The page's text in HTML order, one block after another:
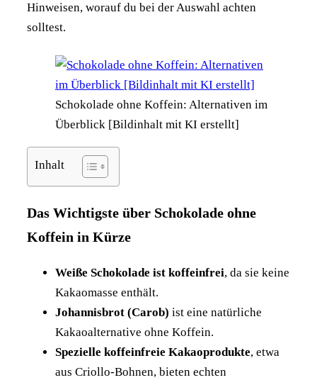
Hinweisen, worauf du bei der Auswahl achten
solltest.
Schokolade ohne Koffein: Alternativen im
Überblick [Bildinhalt mit KI erstellt]
Inhalt
Das Wichtigste über Schokolade ohne
Koffein in Kürze
Weiße Schokolade ist koffeinfrei, da sie keine
Kakaomasse enthält.
Johannisbrot (Carob) ist eine natürliche
Kakaoalternative ohne Koffein.
Spezielle koffeinfreie Kakaoprodukte, etwa
aus Criollo-Bohnen, bieten echten